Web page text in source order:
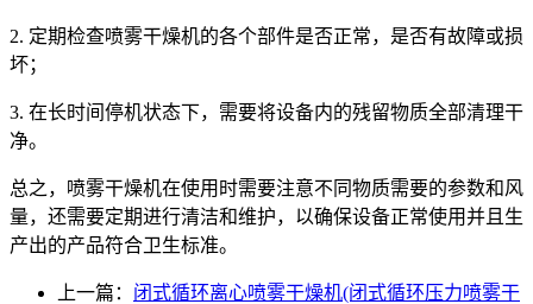
2. 定期检查喷雾干燥机的各个部件是否正常，是否有故障或损
坏；
3. 在长时间停机状态下，需要将设备内的残留物质全部清理干
净。
总之，喷雾干燥机在使用时需要注意不同物质需要的参数和风
量，还需要定期进行清洁和维护，以确保设备正常使用并且生
产出的产品符合卫生标准。
上一篇： 闭式循环离心喷雾干燥机(闭式循环压力喷雾干